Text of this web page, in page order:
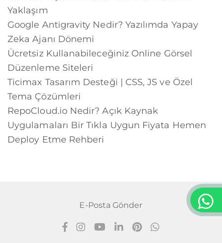
Yaklaşım
Google Antigravity Nedir? Yazılımda Yapay
Zeka Ajanı Dönemi
Ücretsiz Kullanabileceğiniz Online Görsel
Düzenleme Siteleri
Ticimax Tasarım Desteği | CSS, JS ve Özel
Tema Çözümleri
RepoCloud.io Nedir? Açık Kaynak
Uygulamaları Bir Tıkla Uygun Fiyata Hemen
Deploy Etme Rehberi
E-Posta Gönder